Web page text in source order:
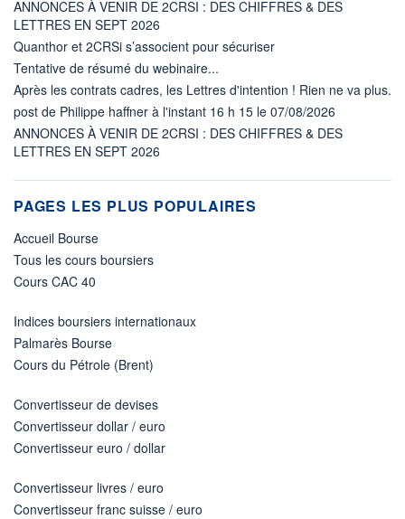
ANNONCES À VENIR DE 2CRSI : DES CHIFFRES & DES
LETTRES EN SEPT 2026
Quanthor et 2CRSi s’associent pour sécuriser
Tentative de résumé du webinaire...
Après les contrats cadres, les Lettres d'intention ! Rien ne va plus.
post de Philippe haffner à l'instant 16 h 15 le 07/08/2026
ANNONCES À VENIR DE 2CRSI : DES CHIFFRES & DES
LETTRES EN SEPT 2026
PAGES LES PLUS POPULAIRES
Accueil Bourse
Tous les cours boursiers
Cours CAC 40
Indices boursiers internationaux
Palmarès Bourse
Cours du Pétrole (Brent)
Convertisseur de devises
Convertisseur dollar / euro
Convertisseur euro / dollar
Convertisseur livres / euro
Convertisseur franc suisse / euro